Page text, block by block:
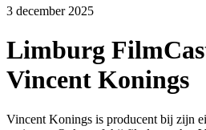
3 december 2025
Limburg
Vincent Konings
Vincent Konings is producent bij zijn